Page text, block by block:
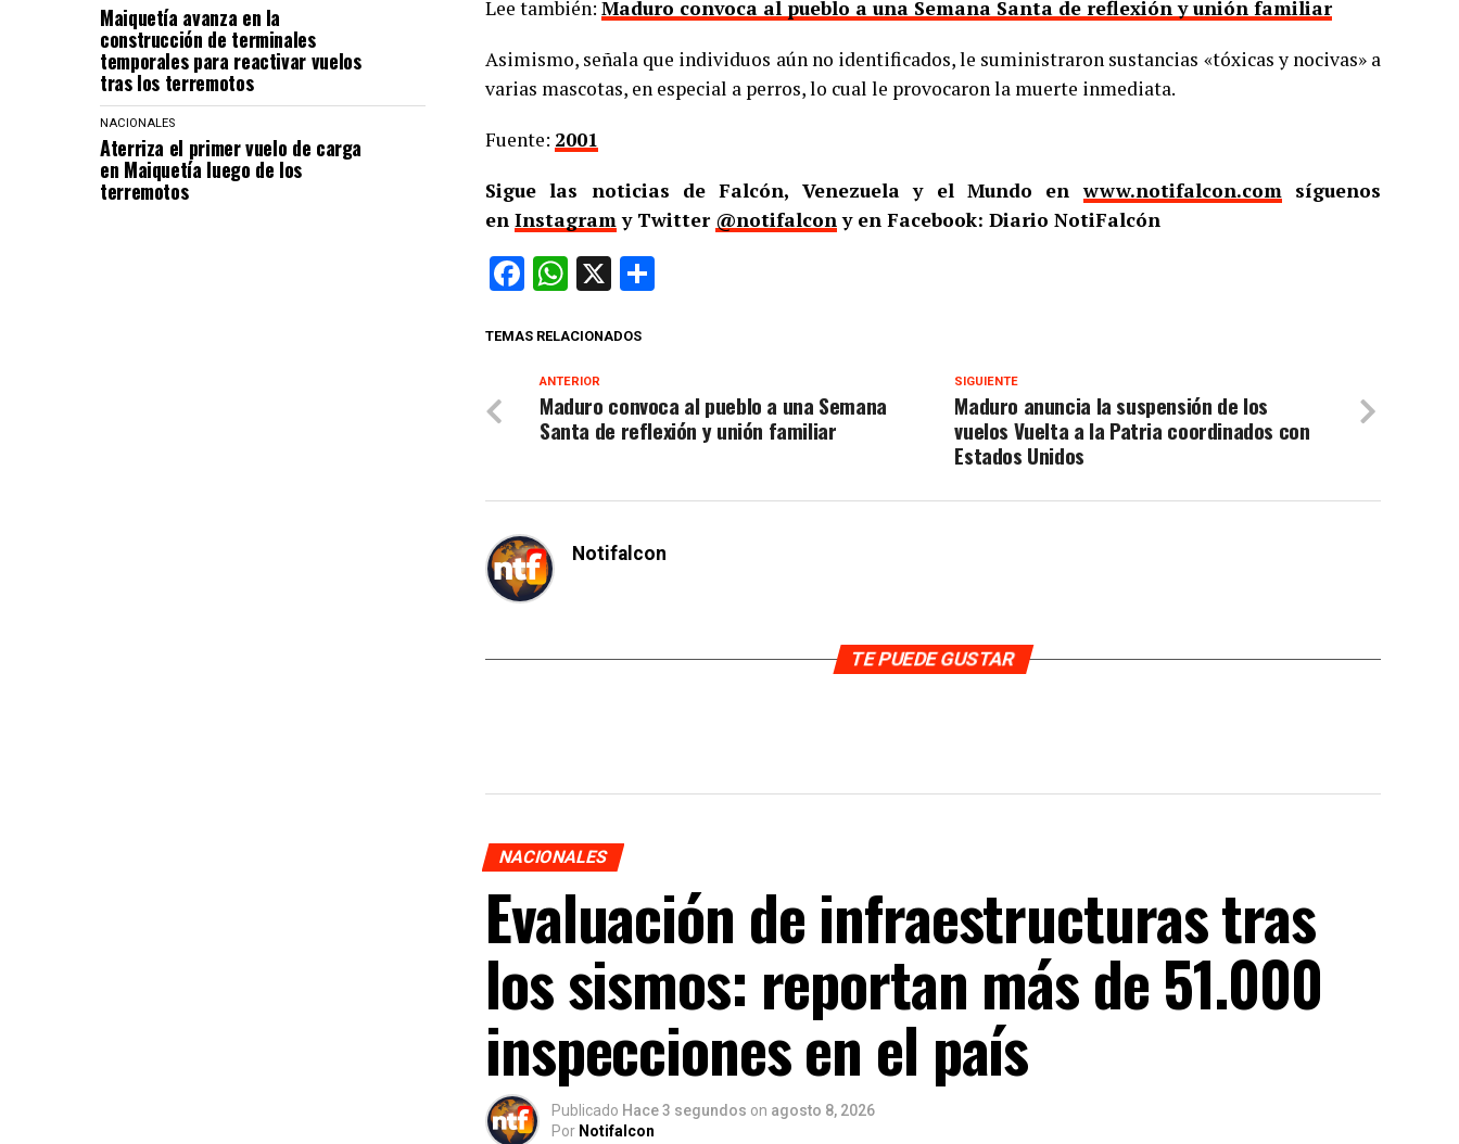
Maiquetía avanza en la
construcción de terminales
temporales para reactivar vuelos
tras los terremotos
NACIONALES
Aterriza el primer vuelo de carga
en Maiquetía luego de los
terremotos
Lee también: Maduro convoca al pueblo a una Semana Santa de reflexión y unión familiar
Asimismo, señala que individuos aún no identificados, le suministraron sustancias «tóxicas y nocivas» a
varias mascotas, en especial a perros, lo cual le provocaron la muerte inmediata.
Fuente: 2001
Sigue las noticias de Falcón, Venezuela y el Mundo enwww.notifalcon.comsíguenos
en Instagramy Twitter @notifalcony en Facebook: Diario NotiFalcón
Facebook
WhatsApp
X
TEMAS RELACIONADOS
SIGUIENTE
Maduro anuncia la suspensión de los
vuelos Vuelta a la Patria coordinados con
Estados Unidos
ANTERIOR
Maduro convoca al pueblo a una Semana
Santa de reflexión y unión familiar
Notifalcon
TE PUEDE GUSTAR
NACIONALES
Evaluación de infraestructuras tras
los sismos: reportan más de 51.000
inspecciones en el país
Publicado Hace 3 segundos on agosto 8, 2026
Por Notifalcon